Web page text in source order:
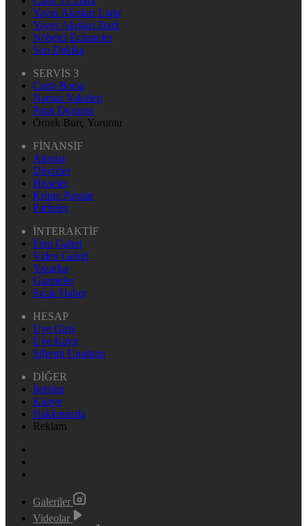
Yayın Akışları Light
Yayın Akışları Dark
Nöbetçi Eczaneler
Son Dakika
SERVİS 3
Canlı Borsa
Namaz Vakitleri
Puan Durumu
Örnek Burç Yorumu
FİNANSİF
Altınlar
Dövizler
Hisseler
Kripto Paralar
Pariteler
İNTERAKTİF
Foto Galeri
Video Galeri
Yazarlar
Gazeteler
Sıcak Haber
HESAP
Üye Giriş
Üye Kayıt
Şifremi Unuttum
DİĞER
İletişim
Künye
Hakkımızda
Reklam
Galeriler
Videolar